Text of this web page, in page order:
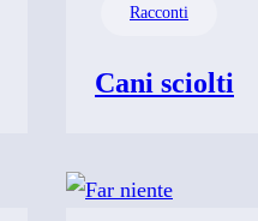
Racconti
Cani sciolti